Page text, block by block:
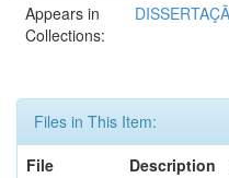
Appears in
Collections:
Files in This Item:
File
Description